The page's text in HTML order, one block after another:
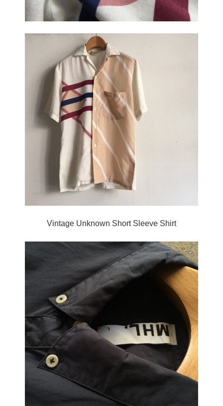
Vintage Unknown Short Sleeve Shirt